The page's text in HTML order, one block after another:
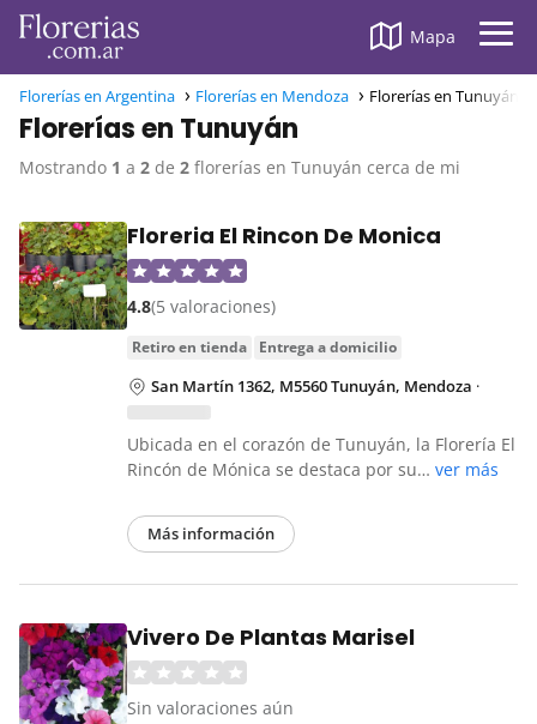
Mapa
Florerías en Argentina Florerías en Mendoza Florerías en Tunuyán
Florerías en Tunuyán
Mostrando 1 a 2 de 2 florerías en Tunuyán cerca de mi
Floreria El Rincon De Monica
4.8(5 valoraciones)
retiro en tienda entrega a domicilio
San Martín 1362, M5560 Tunuyán, Mendoza ·
Ubicada en el corazón de Tunuyán, la Florería El
Rincón de Mónica se destaca por su… ver más
Más información
Vivero De Plantas Marisel
Sin valoraciones aún